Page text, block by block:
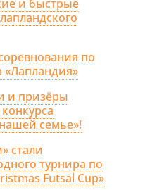
и быстрые
по
«Лапландия»
и призёры
семье»!
стали
турнира по
Futsal Cup»